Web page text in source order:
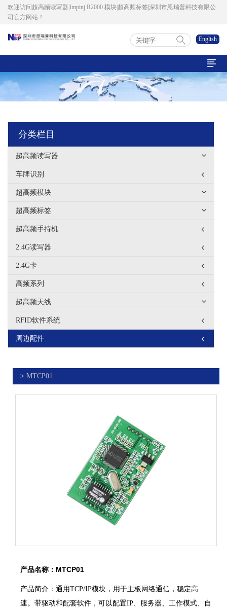
欢迎访问超高频读写器|Impinj R2000 模块|超高频标签|深圳市恩瑞普科技有限公
司官方网站！
English

分类栏目
超高频读写器
车牌识别
超高频模块
超高频标签
超高频手持机
2.4G读写器
2.4G卡
高频系列
超高频天线
RFID软件系统
周边配件
> MTCP01
产品名称：MTCP01
产品简介：通用TCP/IP模块，用于主板网络通信，稳定高
速。带驱动和配套软件，可以配置IP、服务器、工作模式、自